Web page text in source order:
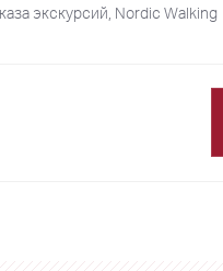
экскурсий, Nordic Walking